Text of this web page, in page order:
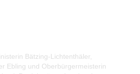
Bätzing-Lichtenthäler,
Ebling und Oberbürgermeisterin